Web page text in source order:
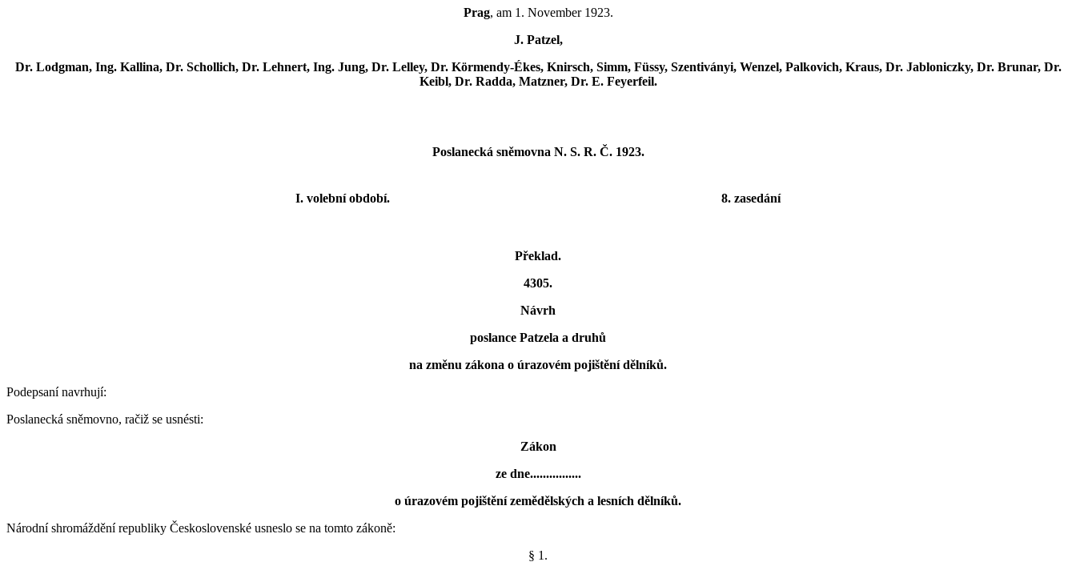
Prag, am 1. November 1923.
J. Patzel,
Dr. Lodgman, Ing. Kallina, Dr. Schollich, Dr. Lehnert, Ing. Jung, Dr. Lelley, Dr. Körmendy-Ékes, Knirsch, Simm, Füssy, Szentiványi, Wenzel, Palkovich, Kraus, Dr. Jabloniczky, Dr. Brunar, Dr.
Keibl, Dr. Radda, Matzner, Dr. E. Feyerfeil.
Poslanecká sněmovna N. S. R. Č. 1923.
I. volební období. 8. zasedání
Překlad.
4305.
Návrh
poslance Patzela a druhů
na změnu zákona o úrazovém pojištění dělníků.
Podepsaní navrhují:
Poslanecká sněmovno, račiž se usnésti:
Zákon
ze dne................
o úrazovém pojištění zemědělských a lesních dělníků.
Národní shromáždění republiky Československé usneslo se na tomto zákoně:
§ 1.